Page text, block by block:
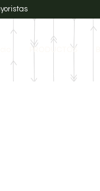
PRODUCTOS